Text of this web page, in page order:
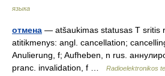
языка
отмена — atšaukimas statusas T sritis
atitikmenys: angl. cancellation;
Anulierung, f; Aufheben, n rus.
pranc. invalidation, f …
Radioelektronikos